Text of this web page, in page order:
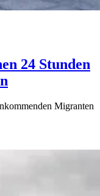
24 Stunden
Migranten